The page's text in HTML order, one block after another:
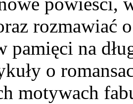
rozmawiać
pamięci na
o
motywach